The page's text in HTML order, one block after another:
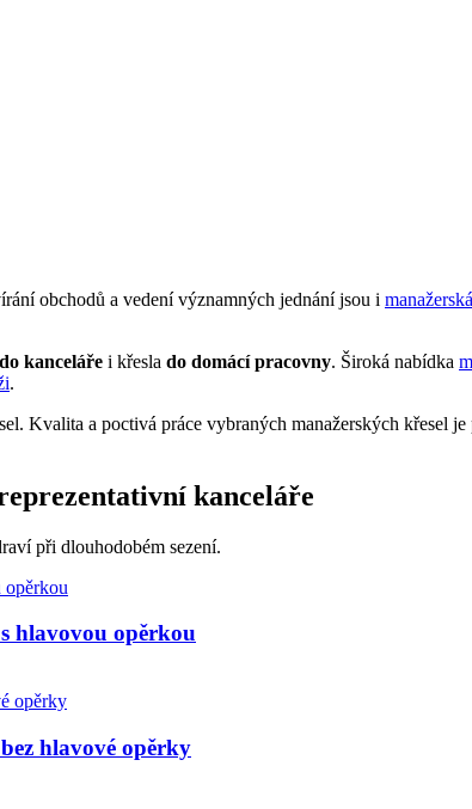
obchodů a vedení významných jednání jsou i
do kanceláře i křesla do domácí pracovny. Široká nabídka
.
Kvalita a poctivá práce vybraných manažerských křesel je
kanceláře
při dlouhodobém sezení.
hlavovou opěrkou
hlavové opěrky